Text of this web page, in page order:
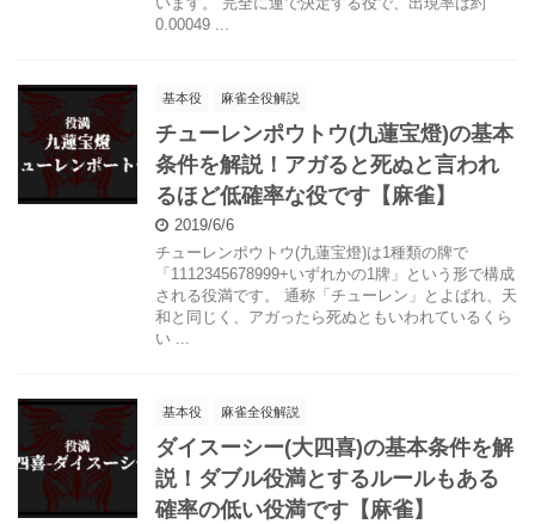
0.00049 ...
基本役 麻雀全役解説
チューレンポウトウ(九蓮宝燈)の基本
条件を解説！アガると死ぬと言われ
るほど低確率な役です【麻雀】
2019/6/6
チューレンポウトウ(九蓮宝燈)は1種類の牌で
「1112345678999+いずれかの1牌」という形で構成
される役満です。 通称「チューレン」とよばれ、天
和と同じく、アガったら死ぬともいわれているくら
い ...
基本役 麻雀全役解説
ダイスーシー(大四喜)の基本条件を解
説！ダブル役満とするルールもある
確率の低い役満です【麻雀】